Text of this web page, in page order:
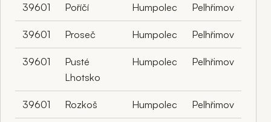
39601 Poříčí Humpolec Pelhřimov
39601 Proseč Humpolec Pelhřimov
39601
Pusté
Lhotsko
Humpolec Pelhřimov
39601 Rozkoš Humpolec Pelhřimov